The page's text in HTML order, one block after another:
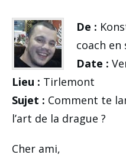
De :
coach en
Date :
Lieu : Tirlemont
Sujet : Comment te
l’art de la drague ?
Cher ami,